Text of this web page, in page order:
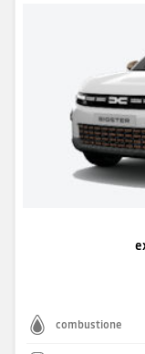
combustione